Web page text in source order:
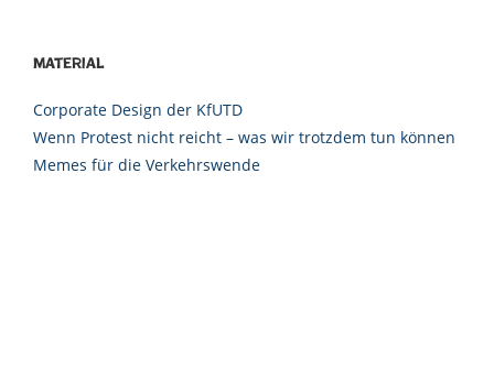
Material
Corporate Design der KfUTD
Wenn Protest nicht reicht – was wir trotzdem tun können
Memes für die Verkehrswende